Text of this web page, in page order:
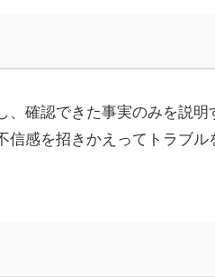
確認できた事実のみを説明
感を招きかえってトラブル